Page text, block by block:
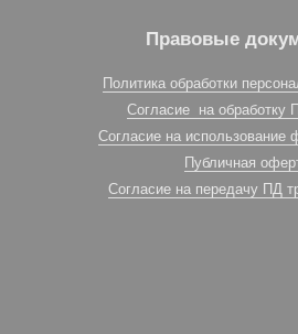
Правовые
Политика обработки
Согласие на обработку
Согласие на использование
Публичная
Согласие на передачу ПД